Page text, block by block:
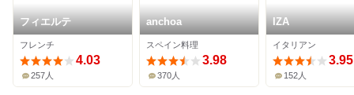
フィエルテ
フレンチ
4.03
257人
anchoa
スペイン料理
3.98
370人
IZA
イタリアン
3.95
152人